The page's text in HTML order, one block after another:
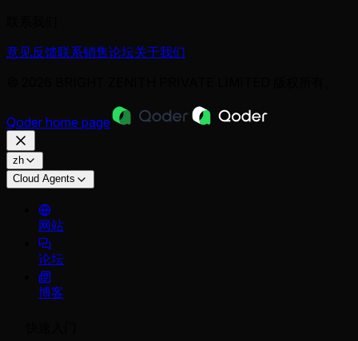
意见反馈联系销售论坛关于我们
Qoder home page
zh
Cloud Agents
网站
论坛
博客